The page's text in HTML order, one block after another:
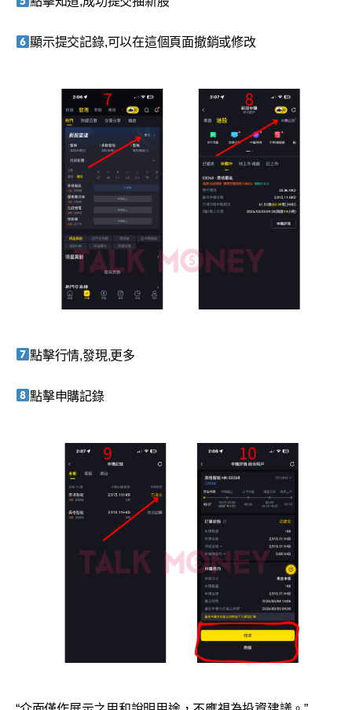
顯示提交記錄,可以在這個頁面撤銷或修改
點擊行情,發現,更多
點擊申購記錄